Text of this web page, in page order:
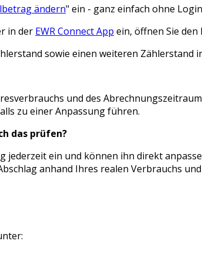
ändern" ein - ganz einfach ohne Login
in der EWR Connect App ein, öffnen Sie den
sowie einen weiteren Zählerstand
und des
zu einer Anpassung führen.
das prüfen?
ein und können ihn direkt
anhand Ihres realen Verbrauchs